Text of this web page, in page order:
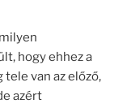
hogy ehhez a
van az előző,
azért